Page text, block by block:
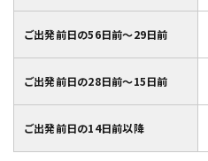
ご出発前日の56日前～29日前
ご出発前日の28日前～15日前
ご出発前日の14日前以降